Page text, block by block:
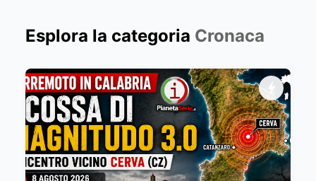
Esplora la categoria Cronaca